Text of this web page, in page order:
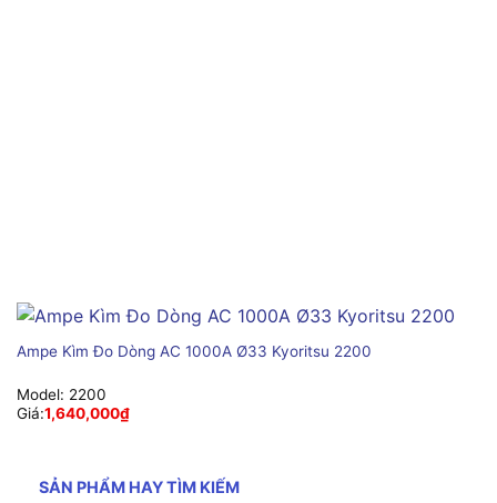
Ampe Kìm Đo Dòng AC 1000A Ø33 Kyoritsu 2200
Model: 2200
Giá:1,640,000₫
SẢN PHẨM HAY TÌM KIẾM